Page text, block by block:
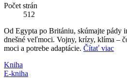
Počet strán
512
Od Egypta po Britániu, skúmajte pády
dnešné veľmoci. Vojny, krízy, klíma –
moci a potrebe adaptácie. Čítať viac
Kniha
E-kniha